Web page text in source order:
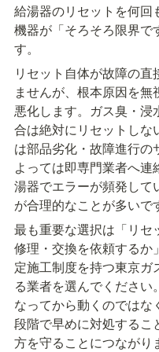
給湯器のリセットを何回
機器が「そろそろ限界で
す。
リセット自体が故障の直
ませんが、根本原因を
悪化します。ガス臭・浸
合は絶対にリセットしな
は部品劣化・故障進行
よっては即専門業者へ
湯器でエラーが頻発して
が合理的なことが多いで
最も重要な選択は「リセ
修理・交換を依頼するか
定施工制度を持つ東京ガ
る業者を選んでください
なってから動くのではな
段階で早めに対処するこ
方を守ることにつながり